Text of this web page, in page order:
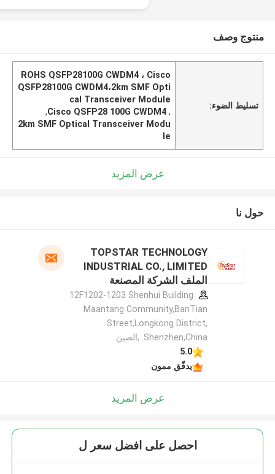
منتوج وصف
تسليط الضوء:
ROHS QSFP28100G CWDM4 ، Cisco
QSFP28100G CWDM4،2km SMF Opti
cal Transceiver Module
,
Cisco QSFP28 100G CWDM4
,
2km SMF Optical Transceiver Modu
le
عرض المزيد
حول نا
TOPSTAR TECHNOLOGY
INDUSTRIAL CO., LIMITED
الملف الشركة المصنعة
12F1202-1203 Shenhui Building
Maantang Community,BanTian
Street,Longkong District,
Shenzhen,China. ,الصين
5.0
يدقّق ممون
عرض المزيد
احصل على افضل سعر ل